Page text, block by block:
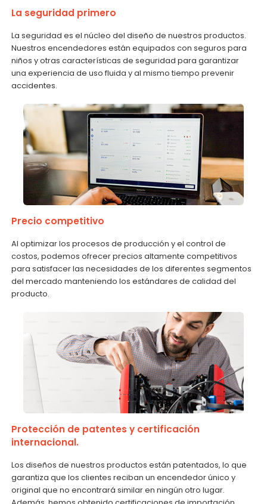
La seguridad primero
La seguridad es el núcleo del diseño de nuestros productos.
Nuestros encendedores están equipados con seguros para
niños y otras características de seguridad para garantizar
una experiencia de uso fluida y al mismo tiempo prevenir
accidentes.
Precio competitivo
Al optimizar los procesos de producción y el control de
costos, podemos ofrecer precios altamente competitivos
para satisfacer las necesidades de los diferentes segmentos
del mercado manteniendo los estándares de calidad del
producto.
Protección de patentes y certificación
internacional.
Los diseños de nuestros productos están patentados, lo que
garantiza que los clientes reciban un encendedor único y
original que no encontrará similar en ningún otro lugar.